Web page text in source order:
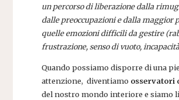
un percorso di liberazione dalla
dalle preoccupazioni e dalla maggior
quelle emozioni difficili da gestire
frustrazione, senso di vuoto,
Quando possiamo disporre di una
attenzione, diventiamo osservatori
del nostro mondo interiore e siamo